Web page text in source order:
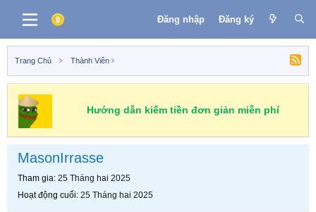
Đăng nhập Đăng ký
Trang Chủ Thành Viên
Hướng dẫn kiếm tiền đơn giản miễn phí
MasonIrrasse
Tham gia 25 Tháng hai 2025
Hoạt động cuối 25 Tháng hai 2025